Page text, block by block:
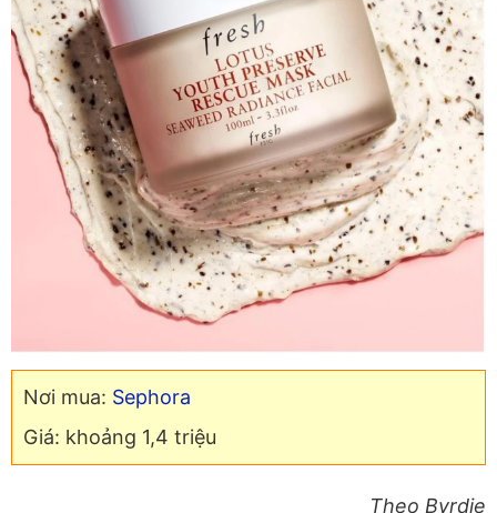
Nơi mua: Sephora
Giá: khoảng 1,4 triệu
Theo Byrdie